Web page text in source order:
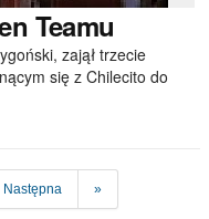
Teamu
zajął trzecie
się z Chilecito do
Następna »